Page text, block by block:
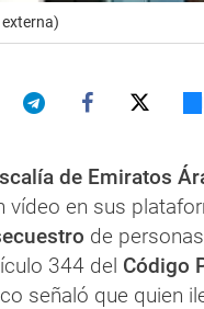
de Emiratos
vídeo en sus
de
344 del Código
señaló que quien